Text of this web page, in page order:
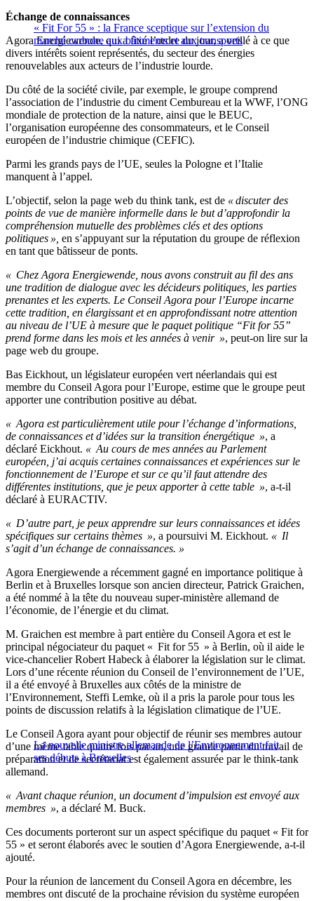
« Fit For 55 » : la France sceptique sur l’extension du
marché carbone aux bâtiments et aux transports
Échange de connaissances
Agora Energiewende, qui a fixé l’ordre du jour, a veillé à ce que
divers intérêts soient représentés, du secteur des énergies
renouvelables aux acteurs de l’industrie lourde.
Du côté de la société civile, par exemple, le groupe comprend
l’association de l’industrie du ciment Cembureau et la WWF, l’ONG
mondiale de protection de la nature, ainsi que le BEUC,
l’organisation européenne des consommateurs, et le Conseil
européen de l’industrie chimique (CEFIC).
Parmi les grands pays de l’UE, seules la Pologne et l’Italie
manquent à l’appel.
L’objectif, selon la page web du think tank, est de « discuter des
points de vue de manière informelle dans le but d’approfondir la
compréhension mutuelle des problèmes clés et des options
politiques », en s’appuyant sur la réputation du groupe de réflexion
en tant que bâtisseur de ponts.
« Chez Agora Energiewende, nous avons construit au fil des ans
une tradition de dialogue avec les décideurs politiques, les parties
prenantes et les experts. Le Conseil Agora pour l’Europe incarne
cette tradition, en élargissant et en approfondissant notre attention
au niveau de l’UE à mesure que le paquet politique “Fit for 55”
prend forme dans les mois et les années à venir », peut-on lire sur la
page web du groupe.
Bas Eickhout, un législateur européen vert néerlandais qui est
membre du Conseil Agora pour l’Europe, estime que le groupe peut
apporter une contribution positive au débat.
« Agora est particulièrement utile pour l’échange d’informations,
de connaissances et d’idées sur la transition énergétique », a
déclaré Eickhout. « Au cours de mes années au Parlement
européen, j’ai acquis certaines connaissances et expériences sur le
fonctionnement de l’Europe et sur ce qu’il faut attendre des
différentes institutions, que je peux apporter à cette table », a-t-il
déclaré à EURACTIV.
« D’autre part, je peux apprendre sur leurs connaissances et idées
spécifiques sur certains thèmes », a poursuivi M. Eickhout. « Il
s’agit d’un échange de connaissances. »
Agora Energiewende a récemment gagné en importance politique à
Berlin et à Bruxelles lorsque son ancien directeur, Patrick Graichen,
a été nommé à la tête du nouveau super-ministère allemand de
l’économie, de l’énergie et du climat.
M. Graichen est membre à part entière du Conseil Agora et est le
principal négociateur du paquet « Fit for 55 » à Berlin, où il aide le
vice-chancelier Robert Habeck à élaborer la législation sur le climat.
Lors d’une récente réunion du Conseil de l’environnement de l’UE,
il a été envoyé à Bruxelles aux côtés de la ministre de
l’Environnement, Steffi Lemke, où il a pris la parole pour tous les
points de discussion relatifs à la législation climatique de l’UE.
La nouvelle ministre allemande de l’Environnement fait
ses débuts à Bruxelles
Le Conseil Agora ayant pour objectif de réunir ses membres autour
d’une même table quatre fois par an, une grande partie du travail de
préparation et de secrétariat est également assurée par le think-tank
allemand.
« Avant chaque réunion, un document d’impulsion est envoyé aux
membres », a déclaré M. Buck.
Ces documents porteront sur un aspect spécifique du paquet « Fit for
55 » et seront élaborés avec le soutien d’Agora Energiewende, a-t-il
ajouté.
Pour la réunion de lancement du Conseil Agora en décembre, les
membres ont discuté de la prochaine révision du système européen